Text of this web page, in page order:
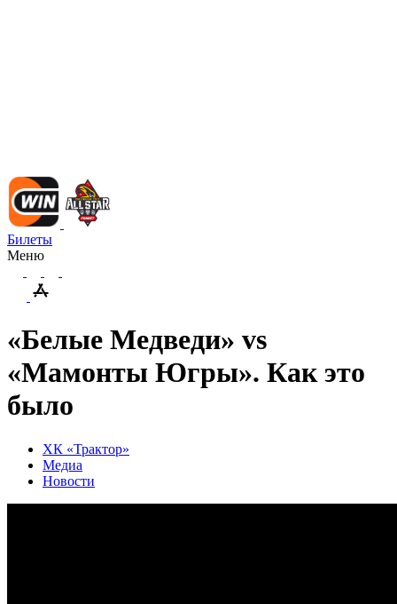
Билеты
Меню
«Белые Медведи» vs
«Мамонты Югры». Как это
было
ХК «Трактор»
Медиа
Новости